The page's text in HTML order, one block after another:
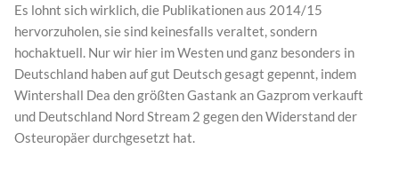
Es lohnt sich wirklich, die Publikationen aus 2014/15
hervorzuholen, sie sind keinesfalls veraltet, sondern
hochaktuell. Nur wir hier im Westen und ganz besonders in
Deutschland haben auf gut Deutsch gesagt gepennt, indem
Wintershall Dea den größten Gastank an Gazprom verkauft
und Deutschland Nord Stream 2 gegen den Widerstand der
Osteuropäer durchgesetzt hat.